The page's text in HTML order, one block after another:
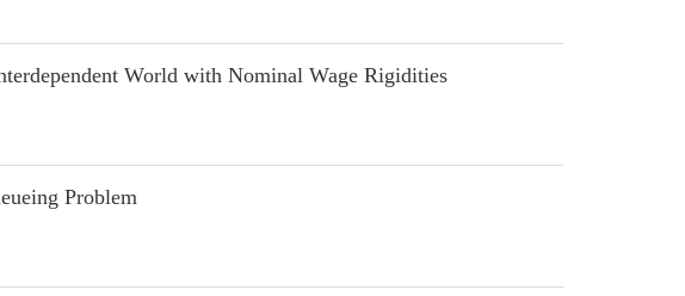
World with Nominal Wage Rigidities
Problem